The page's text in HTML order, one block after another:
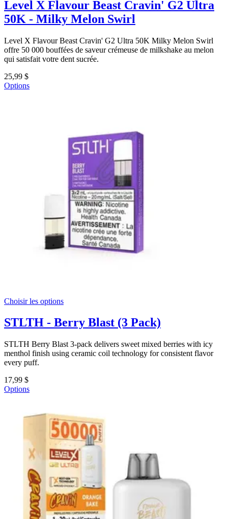
Level X Flavour Beast Cravin' G2 Ultra
50K - Milky Melon Swirl
Level X Flavour Beast Cravin' G2 Ultra 50K Milky Melon Swirl
offre 50 000 bouffées de saveur crémeuse de milkshake au melon
qui satisfait votre dent sucrée.
25,99 $
Options
Choisir les options
STLTH - Berry Blast (3 Pack)
STLTH Berry Blast 3-pack delivers sweet mixed berries with icy
menthol finish using ceramic coil technology for consistent flavor
every puff.
17,99 $
Options